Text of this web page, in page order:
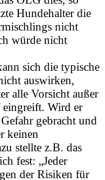
Hundehalter die
nicht
würde nicht
sich die typische
auswirken,
alle Vorsicht außer
Wird er
gebracht und
keinen
stellte z.B. das
fest: „Jeder
der Risiken für